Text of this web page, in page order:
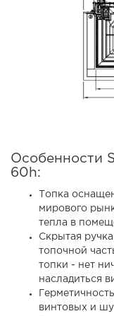
Особенности
60h:
Топка
мирового
тепла в
Скрытая
топочной
топки - нет
насладиться
винтовых и